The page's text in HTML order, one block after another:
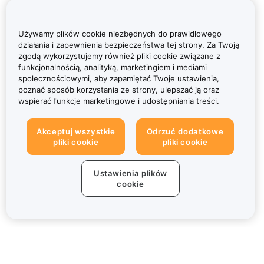
Używamy plików cookie niezbędnych do prawidłowego
działania i zapewnienia bezpieczeństwa tej strony. Za Twoją
zgodą wykorzystujemy również pliki cookie związane z
funkcjonalnością, analityką, marketingiem i mediami
społecznościowymi, aby zapamiętać Twoje ustawienia,
poznać sposób korzystania ze strony, ulepszać ją oraz
wspierać funkcje marketingowe i udostępniania treści.
Akceptuj wszystkie
pliki cookie
Odrzuć dodatkowe
pliki cookie
Ustawienia plików
cookie